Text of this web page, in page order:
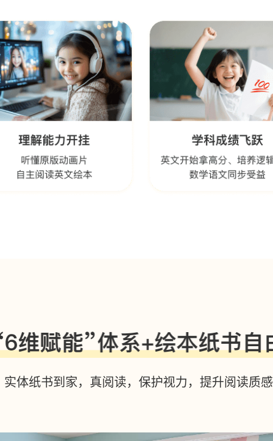
实体纸书到家，真阅读，保护视力，提升阅读质感